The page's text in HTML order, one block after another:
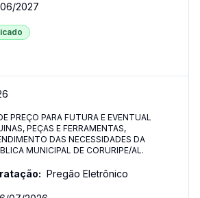
2027
PREÇO PARA FUTURA E EVENTUAL
PEÇAS E FERRAMENTAS,
DAS NECESSIDADES DA
MUNICIPAL DE CORURIPE/AL.
Pregão Eletrônico